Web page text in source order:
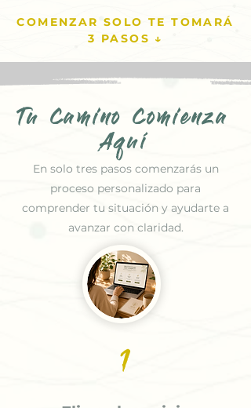
COMENZAR SOLO TE TOMARÁ
3 PASOS ↓
Tu Camino Comienza
Aquí
En solo tres pasos comenzarás un
proceso personalizado para
comprender tu situación y ayudarte a
avanzar con claridad.
1